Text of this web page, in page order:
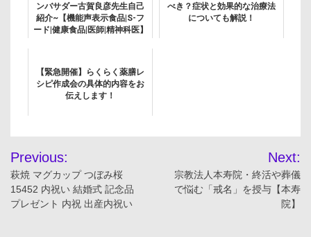
ンバサダー古賀良彦先生自己
紹介~【機能声表示食品|S-フ
ード|健康食品|医師|精神科医】
べき？症状と効果的な治療法
についても解説！
【緊急開催】らくらく薬膳レ
シピ作成会の具体的内容をお
伝えします！
投
稿
ナ
Previous:
萩焼 マグカップ つぼみ桜
15452 内祝い 結婚式 記念品
プレゼント 内祝 出産内祝い
Next:
宗教法人本寿院・終活や葬儀
で悩む「戒名」を授与【本寿
院】